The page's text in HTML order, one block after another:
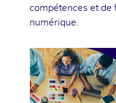
compétences et de
numérique.